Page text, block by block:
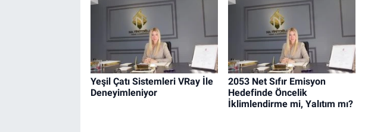
Yeşil Çatı Sistemleri VRay İle
Deneyimleniyor
2053 Net Sıfır Emisyon
Hedefinde Öncelik
İklimlendirme mi, Yalıtım mı?